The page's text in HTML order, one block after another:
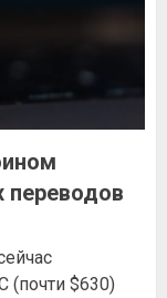
переводов
(почти $630)